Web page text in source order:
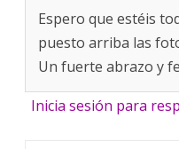
Espero que estéis
puesto arriba las
Un fuerte abrazo y
Inicia sesión para